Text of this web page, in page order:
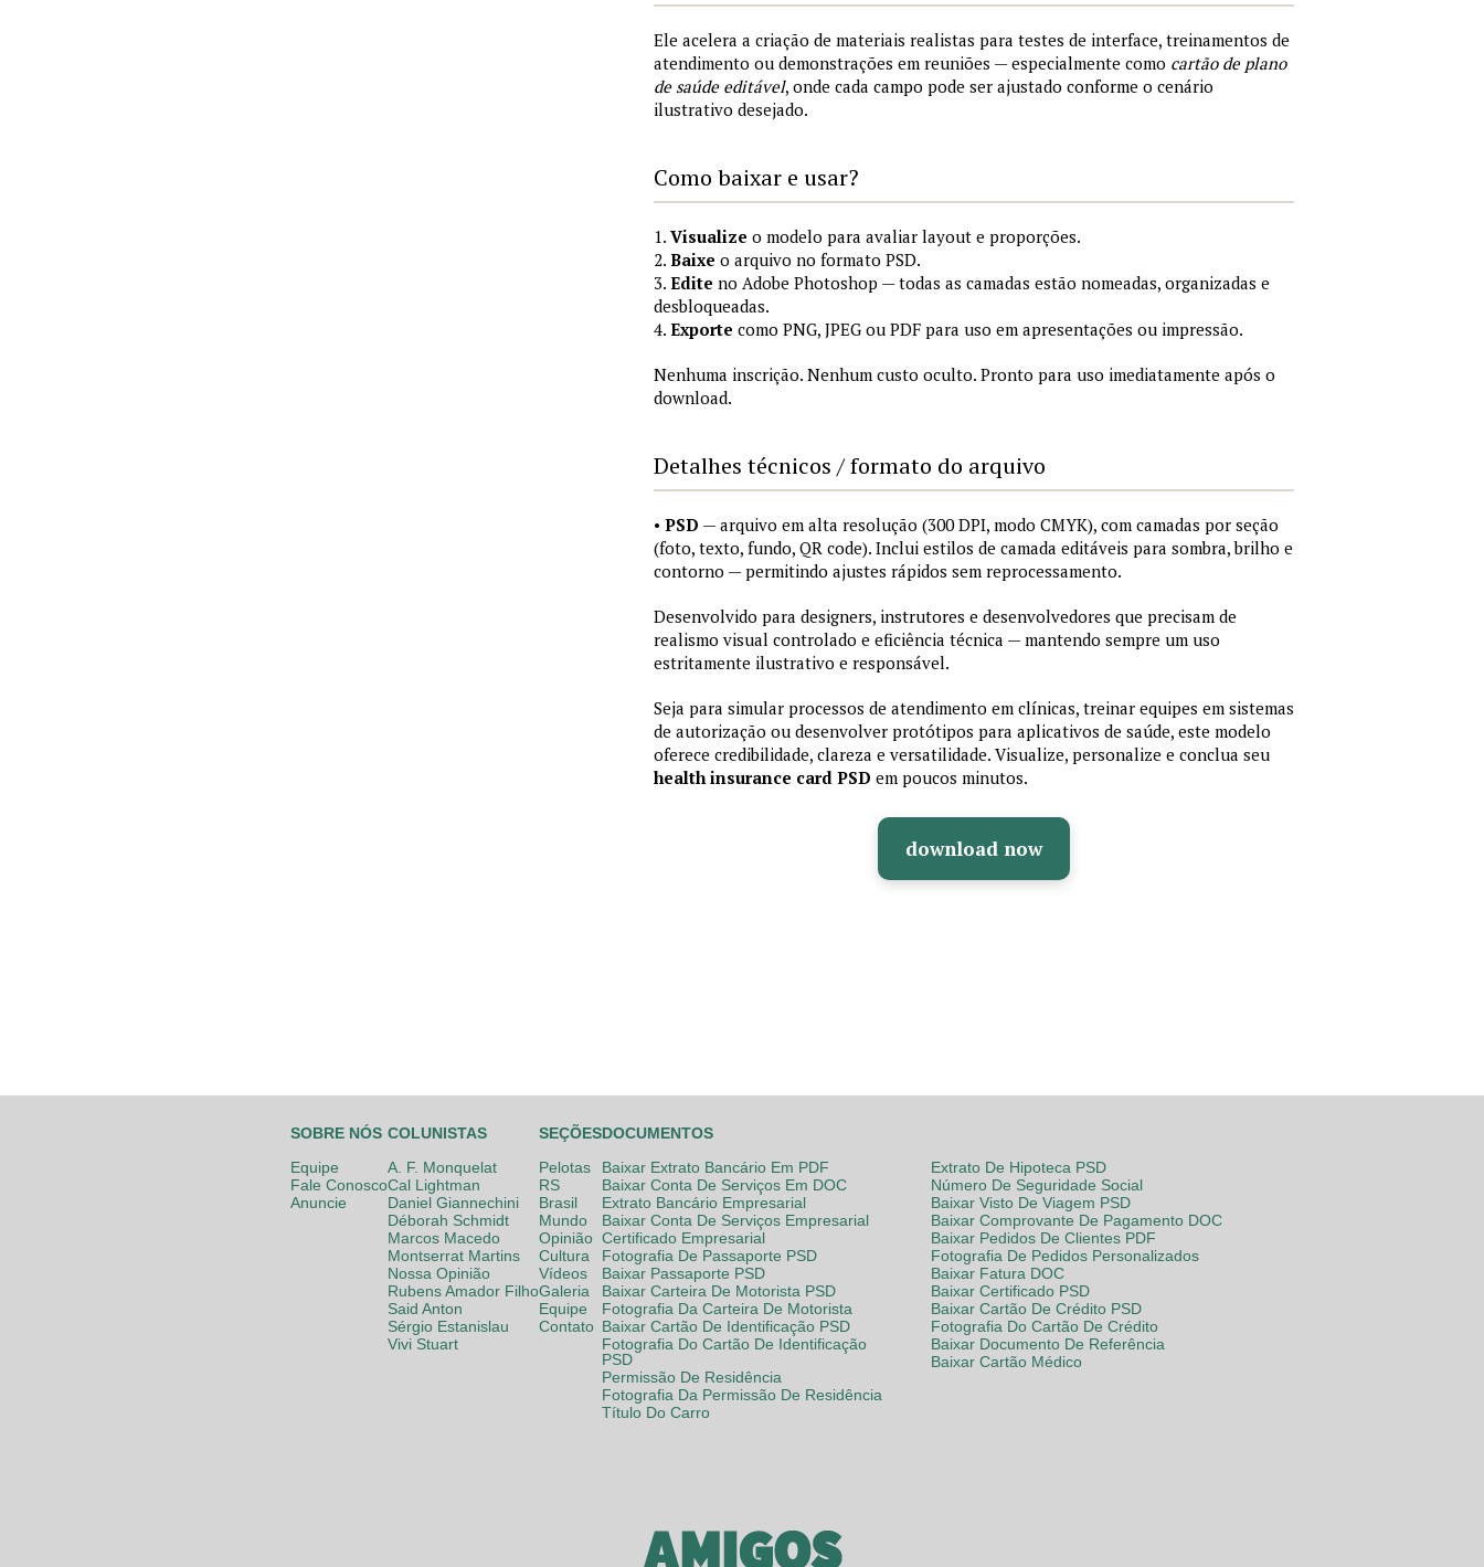
Ele acelera a criação de materiais realistas para testes de interface, treinamentos de
atendimento ou demonstrações em reuniões — especialmente como cartão de plano
de saúde editável, onde cada campo pode ser ajustado conforme o cenário
ilustrativo desejado.
Como baixar e usar?
1. Visualize o modelo para avaliar layout e proporções.
2. Baixe o arquivo no formato PSD.
3. Edite no Adobe Photoshop — todas as camadas estão nomeadas, organizadas e
desbloqueadas.
4. Exporte como PNG, JPEG ou PDF para uso em apresentações ou impressão.
Nenhuma inscrição. Nenhum custo oculto. Pronto para uso imediatamente após o
download.
Detalhes técnicos / formato do arquivo
• PSD — arquivo em alta resolução (300 DPI, modo CMYK), com camadas por seção
(foto, texto, fundo, QR code). Inclui estilos de camada editáveis para sombra, brilho e
contorno — permitindo ajustes rápidos sem reprocessamento.
Desenvolvido para designers, instrutores e desenvolvedores que precisam de
realismo visual controlado e eficiência técnica — mantendo sempre um uso
estritamente ilustrativo e responsável.
Seja para simular processos de atendimento em clínicas, treinar equipes em sistemas
de autorização ou desenvolver protótipos para aplicativos de saúde, este modelo
oferece credibilidade, clareza e versatilidade. Visualize, personalize e conclua seu
health insurance card PSD em poucos minutos.
download now
SOBRE NÓS
Equipe
Fale Conosco
Anuncie
COLUNISTAS
A. F. Monquelat
Cal Lightman
Daniel Giannechini
Déborah Schmidt
Marcos Macedo
Montserrat Martins
Nossa Opinião
Rubens Amador Filho
Said Anton
Sérgio Estanislau
Vivi Stuart
SEÇÕES
Pelotas
RS
Brasil
Mundo
Opinião
Cultura
Vídeos
Galeria
Equipe
Contato
DOCUMENTOS
Baixar Extrato Bancário Em PDF
Baixar Conta De Serviços Em DOC
Extrato Bancário Empresarial
Baixar Conta De Serviços Empresarial
Certificado Empresarial
Fotografia De Passaporte PSD
Baixar Passaporte PSD
Baixar Carteira De Motorista PSD
Fotografia Da Carteira De Motorista
Baixar Cartão De Identificação PSD
Fotografia Do Cartão De Identificação
PSD
Permissão De Residência
Fotografia Da Permissão De Residência
Título Do Carro
Extrato De Hipoteca PSD
Número De Seguridade Social
Baixar Visto De Viagem PSD
Baixar Comprovante De Pagamento DOC
Baixar Pedidos De Clientes PDF
Fotografia De Pedidos Personalizados
Baixar Fatura DOC
Baixar Certificado PSD
Baixar Cartão De Crédito PSD
Fotografia Do Cartão De Crédito
Baixar Documento De Referência
Baixar Cartão Médico